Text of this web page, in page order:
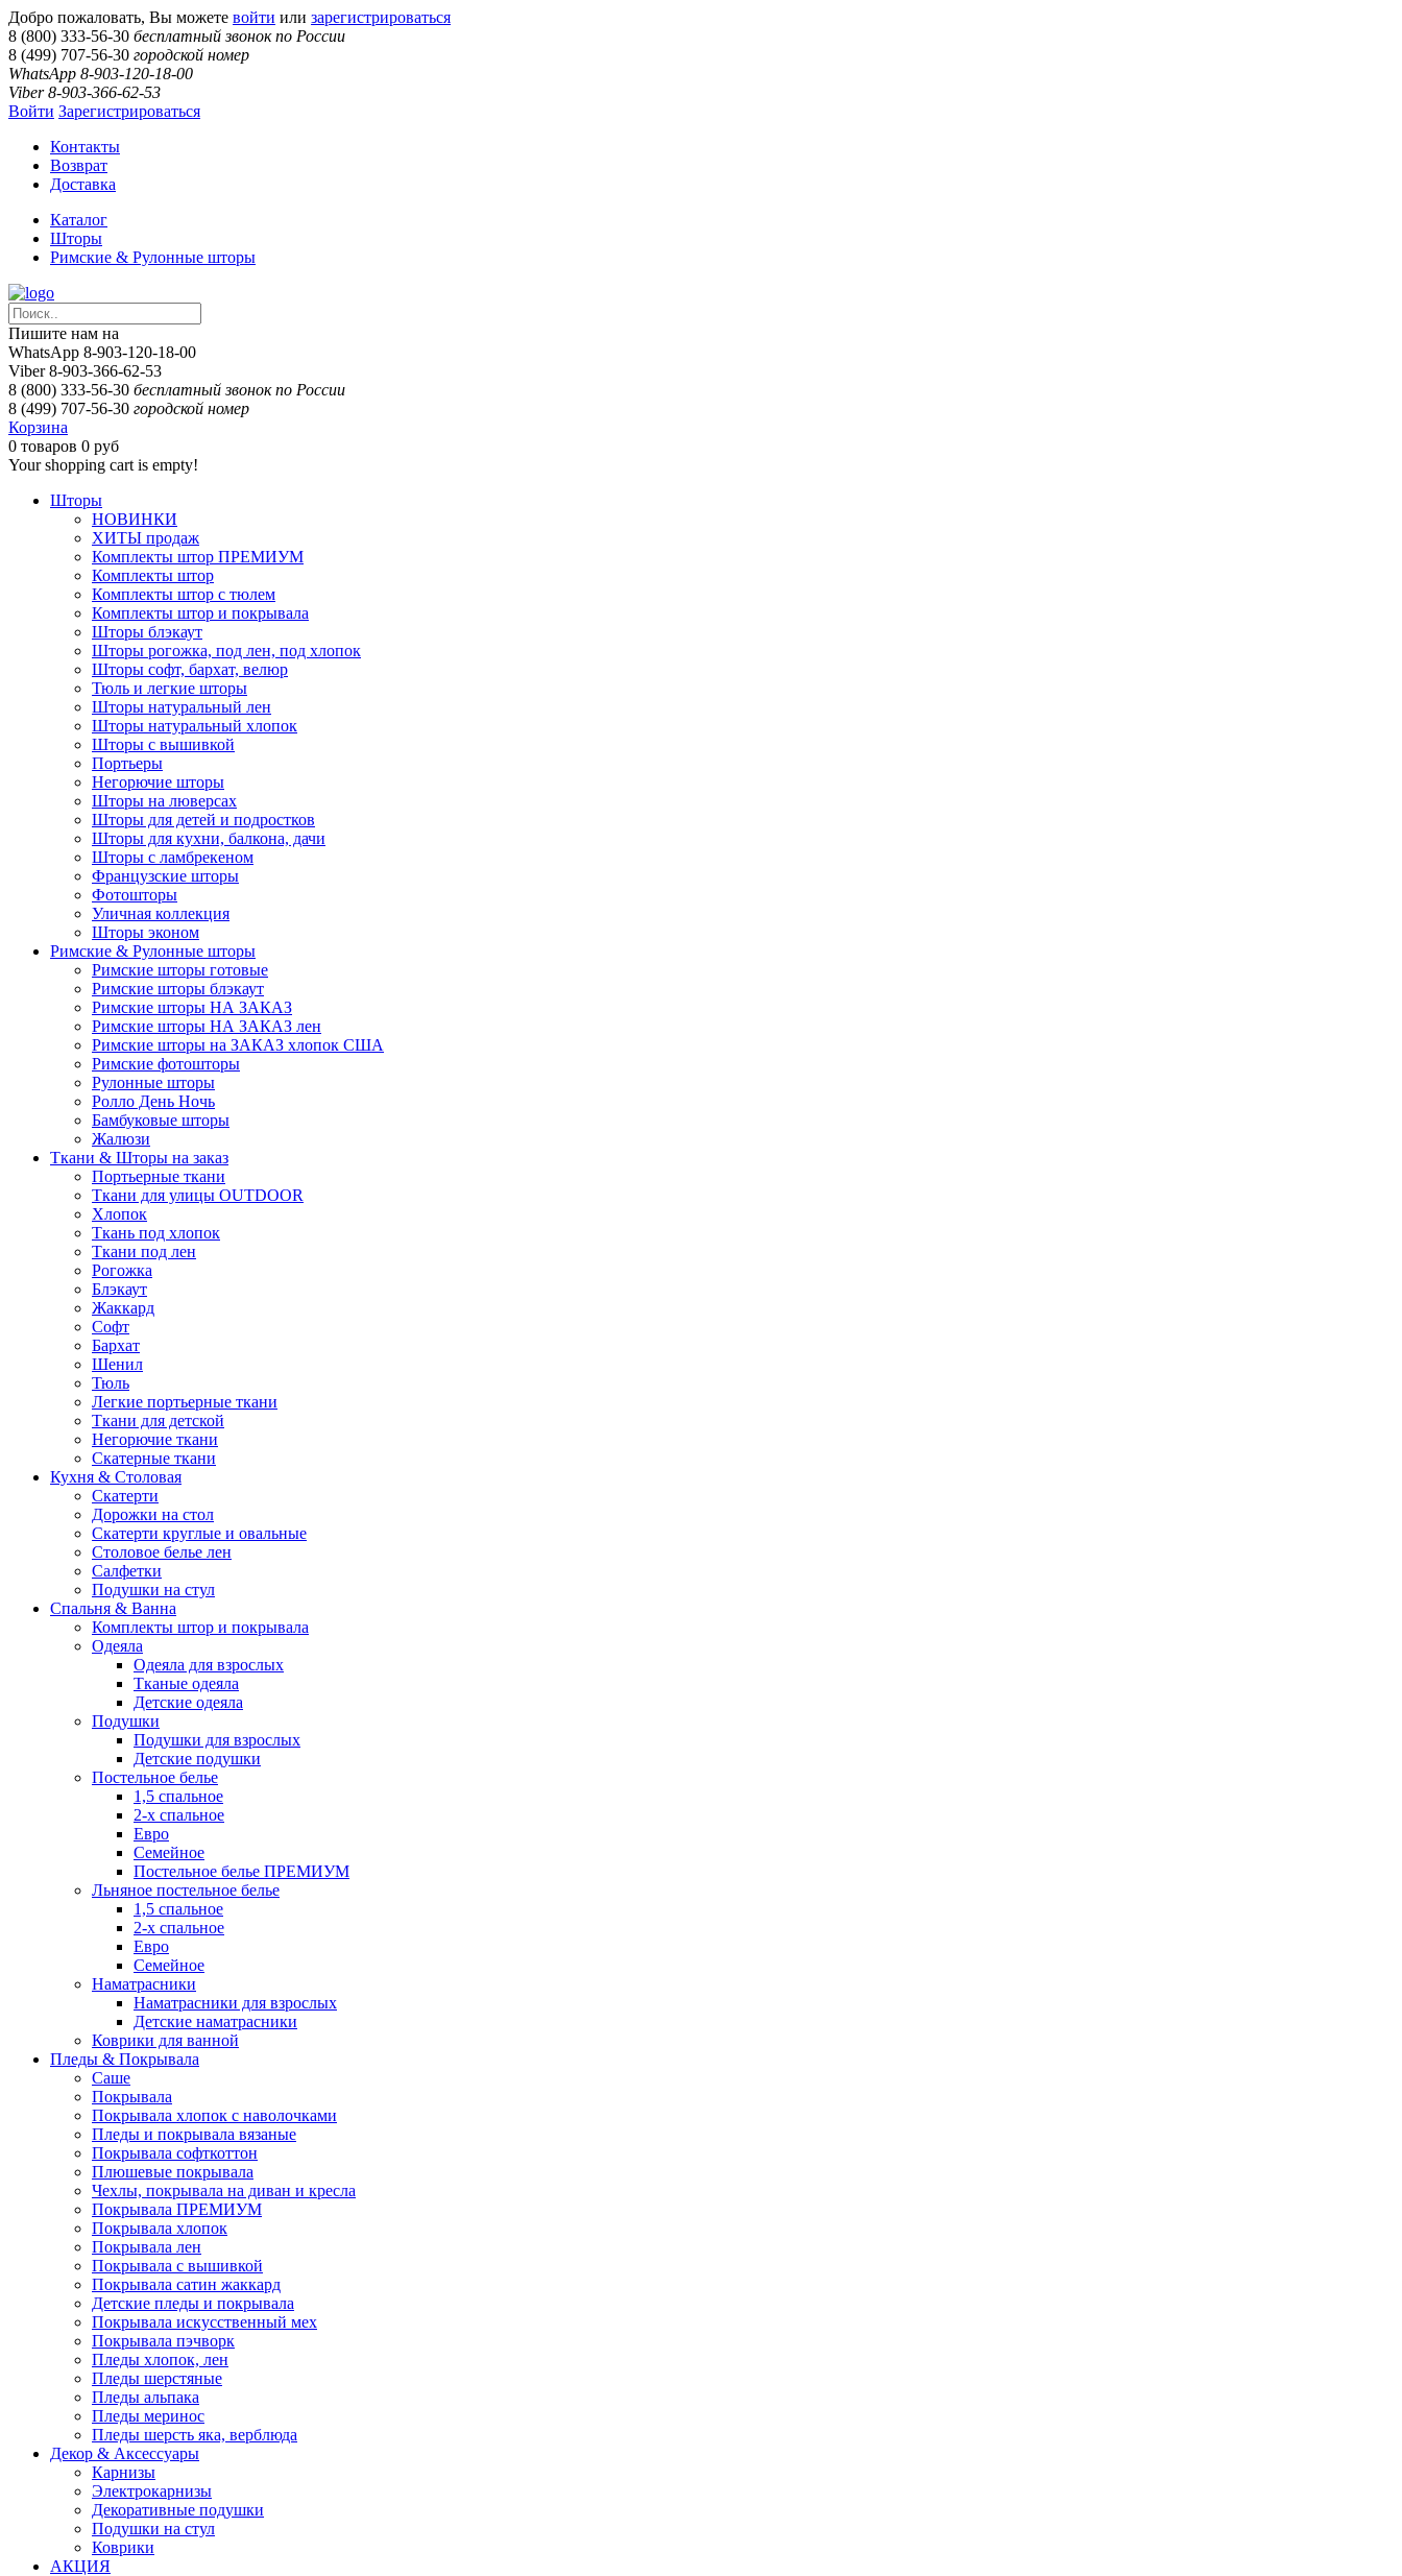
Добро пожаловать, Вы можете войти или зарегистрироваться
8 (800) 333-56-30 бесплатный звонок по России
8 (499) 707-56-30 городской номер
WhatsApp 8-903-120-18-00
Viber 8-903-366-62-53
Войти Зарегистрироваться
Контакты
Возврат
Доставка
Каталог
Шторы
Римские & Рулонные шторы
Пишите нам на
WhatsApp 8-903-120-18-00
Viber 8-903-366-62-53
8 (800) 333-56-30 бесплатный звонок по России
8 (499) 707-56-30 городской номер
Корзина
0 товаров 0 руб
Your shopping cart is empty!
Шторы
НОВИНКИ
ХИТЫ продаж
Комплекты штор ПРЕМИУМ
Комплекты штор
Комплекты штор с тюлем
Комплекты штор и покрывала
Шторы блэкаут
Шторы рогожка, под лен, под хлопок
Шторы софт, бархат, велюр
Тюль и легкие шторы
Шторы натуральный лен
Шторы натуральный хлопок
Шторы с вышивкой
Портьеры
Негорючие шторы
Шторы на люверсах
Шторы для детей и подростков
Шторы для кухни, балкона, дачи
Шторы с ламбрекеном
Французские шторы
Фотошторы
Уличная коллекция
Шторы эконом
Римские & Рулонные шторы
Римские шторы готовые
Римские шторы блэкаут
Римские шторы НА ЗАКАЗ
Римские шторы НА ЗАКАЗ лен
Римские шторы на ЗАКАЗ хлопок США
Римские фотошторы
Рулонные шторы
Ролло День Ночь
Бамбуковые шторы
Жалюзи
Ткани & Шторы на заказ
Портьерные ткани
Ткани для улицы OUTDOOR
Хлопок
Ткань под хлопок
Ткани под лен
Рогожка
Блэкаут
Жаккард
Софт
Бархат
Шенил
Тюль
Легкие портьерные ткани
Ткани для детской
Негорючие ткани
Скатерные ткани
Кухня & Столовая
Скатерти
Дорожки на стол
Скатерти круглые и овальные
Столовое белье лен
Салфетки
Подушки на стул
Спальня & Ванна
Комплекты штор и покрывала
Одеяла
Одеяла для взрослых
Тканые одеяла
Детские одеяла
Подушки
Подушки для взрослых
Детские подушки
Постельное белье
1,5 спальное
2-х спальное
Евро
Семейное
Постельное белье ПРЕМИУМ
Льняное постельное белье
1,5 спальное
2-х спальное
Евро
Семейное
Наматрасники
Наматрасники для взрослых
Детские наматрасники
Коврики для ванной
Пледы & Покрывала
Саше
Покрывала
Покрывала хлопок с наволочками
Пледы и покрывала вязаные
Покрывала софткоттон
Плюшевые покрывала
Чехлы, покрывала на диван и кресла
Покрывала ПРЕМИУМ
Покрывала хлопок
Покрывала лен
Покрывала с вышивкой
Покрывала сатин жаккард
Детские пледы и покрывала
Покрывала искусственный мех
Покрывала пэчворк
Пледы хлопок, лен
Пледы шерстяные
Пледы альпака
Пледы меринос
Пледы шерсть яка, верблюда
Декор & Аксессуары
Карнизы
Электрокарнизы
Декоративные подушки
Подушки на стул
Коврики
АКЦИЯ